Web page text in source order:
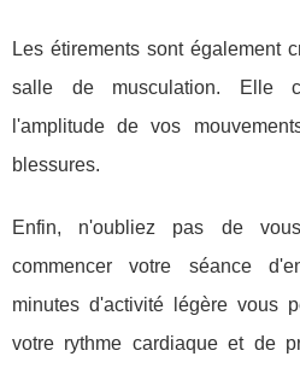
Les étirements sont également
salle de musculation. Elle
l'amplitude de vos
blessures.
Enfin, n'oubliez pas de
commencer votre séance
minutes d'activité légère vous
votre rythme cardiaque et de